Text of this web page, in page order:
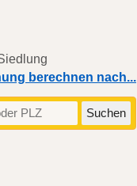
berechnen nach...